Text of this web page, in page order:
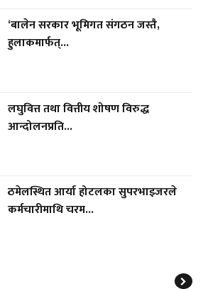
‘बालेन सरकार भूमिगत संगठन जस्तै,
हुलाकमार्फत्...
लघुवित्त तथा वित्तीय शोषण विरुद्ध
आन्दोलनप्रति...
ठमेलस्थित आर्या होटलका सुपरभाइजरले
कर्मचारीमाथि चरम...